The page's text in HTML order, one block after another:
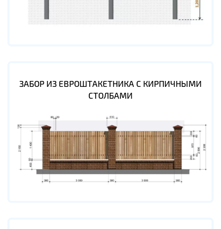
ЗАБОР ИЗ ЕВРОШТАКЕТНИКА С КИРПИЧНЫМИ
СТОЛБАМИ